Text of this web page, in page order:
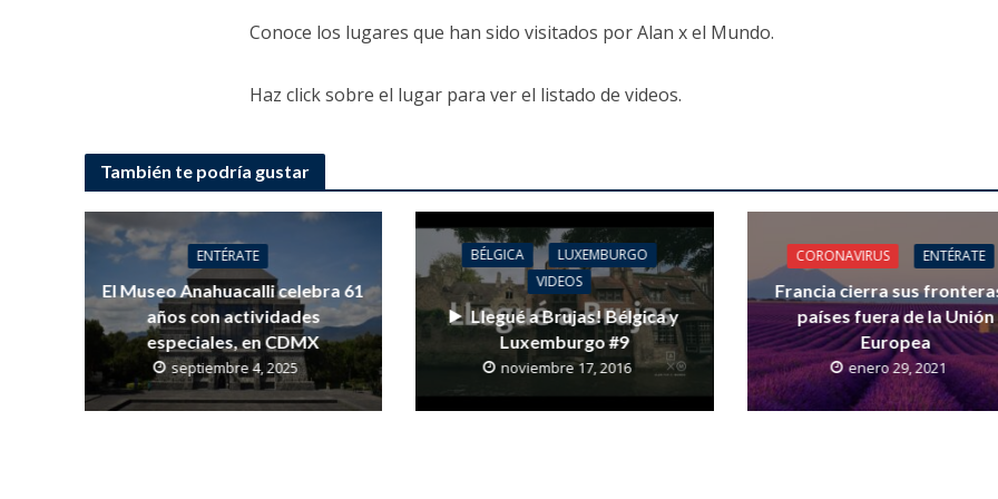
Conoce los lugares que han sido visitados por Alan x el Mundo.
Haz click sobre el lugar para ver el listado de videos.
También te podría gustar
ENTÉRATE
El Museo Anahuacalli celebra 61
años con actividades
especiales, en CDMX
septiembre 4, 2025
BÉLGICA
LUXEMBURGO
VIDEOS
Llegué a Brujas! Bélgica y
Luxemburgo #9
noviembre 17, 2016
CORONAVIRUS ENTÉRATE
Francia cierra sus
países fuera de la Unión
Europea
enero 29, 2021